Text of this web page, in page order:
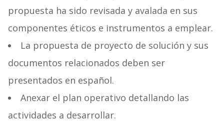
propuesta ha sido revisada y avalada en sus
componentes éticos e instrumentos a emplear.
La propuesta de proyecto de solución y sus
documentos relacionados deben ser
presentados en español.
Anexar el plan operativo detallando las
actividades a desarrollar.